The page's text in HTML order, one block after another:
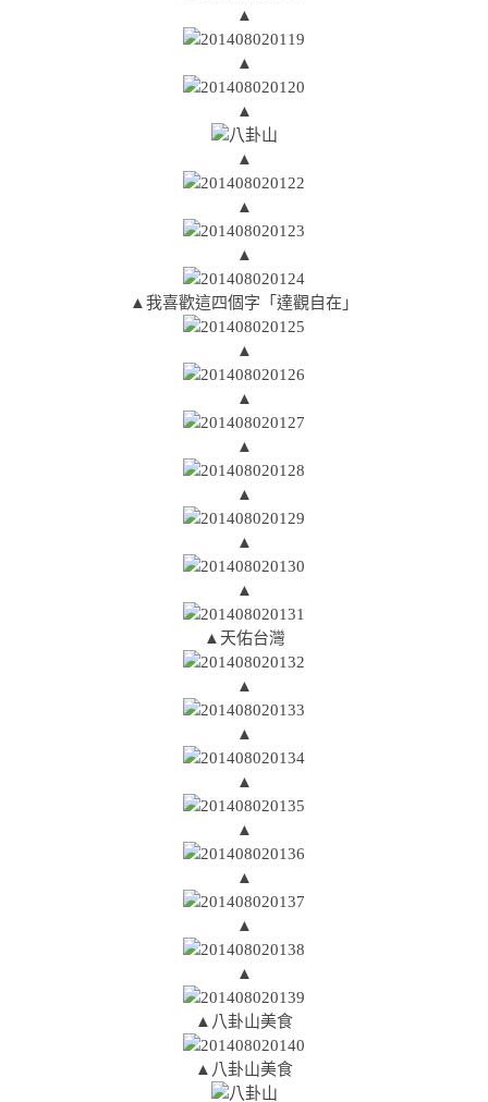
▲
▲
▲
▲
▲
▲
▲我喜歡這四個字「達觀自在」
▲
▲
▲
▲
▲
▲
▲天佑台灣
▲
▲
▲
▲
▲
▲
▲
▲八卦山美食
▲八卦山美食